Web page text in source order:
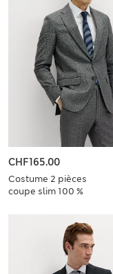
Costume 2 pièces
coupe slim 100 %
CHF165.00